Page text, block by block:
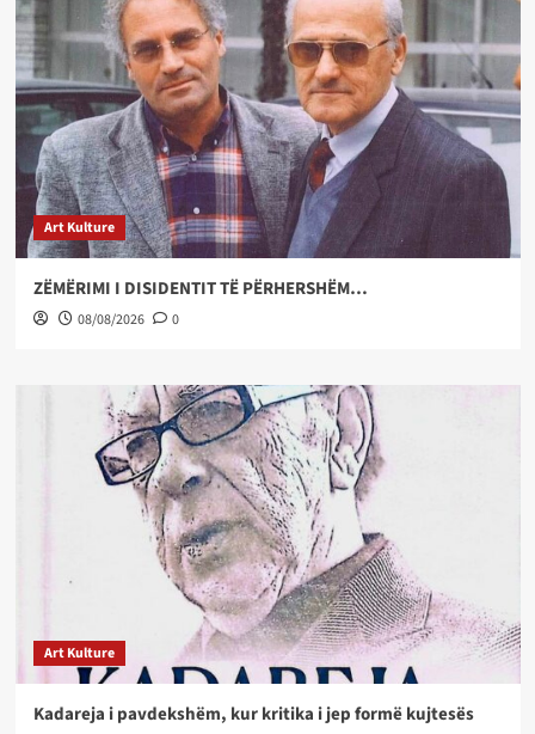
Art Kulture
ZËMËRIMI I DISIDENTIT TË PËRHERSHËM…
08/08/2026 0
Art Kulture
Kadareja i pavdekshëm, kur kritika i jep formë kujtesës